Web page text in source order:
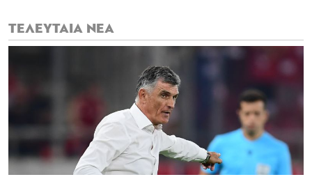
ΤΕΛΕΥΤΑΙΑ ΝΕΑ